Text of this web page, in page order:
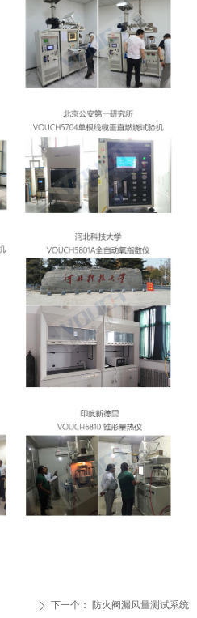
ꄲ 下一个： 防火阀漏风量测试系统